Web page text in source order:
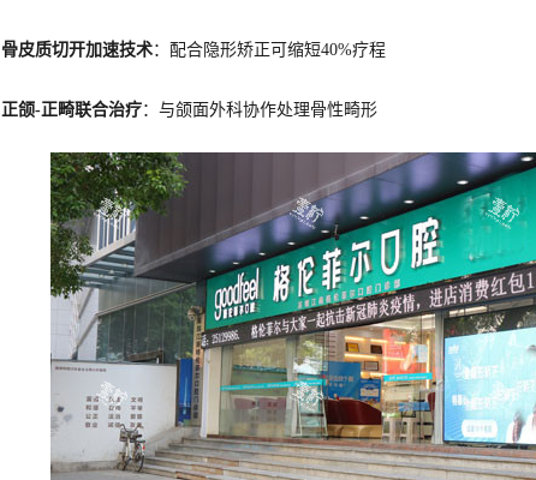
骨皮质切开加速技术：配合隐形矫正可缩短40%疗程
正颌-正畸联合治疗：与颌面外科协作处理骨性畸形